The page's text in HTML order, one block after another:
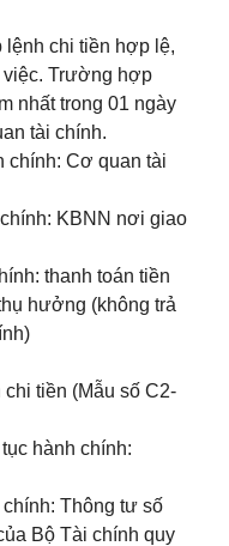
chi tiền hợp lệ,
việc. Trường hợp
nhất trong 01 ngày
tài chính.
chính: Cơ quan tài
KBNN nơi giao
thanh toán tiền
hưởng (không trả
tiền (Mẫu số C2-
hành chính:
Thông tư số
Bộ Tài chính quy